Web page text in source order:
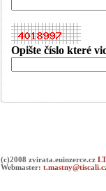
Opište číslo které
(c)2008 zvirata.euinzerce.cz
Webmaster: